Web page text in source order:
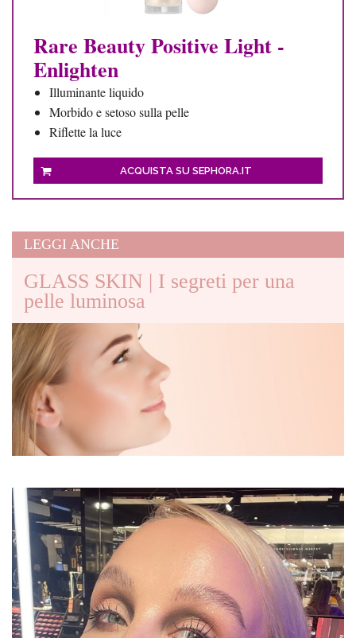
Rare Beauty Positive Light -
Enlighten
Illuminante liquido
Morbido e setoso sulla pelle
Riflette la luce
ACQUISTA SU SEPHORA.IT
LEGGI ANCHE
GLASS SKIN | I segreti per una
pelle luminosa